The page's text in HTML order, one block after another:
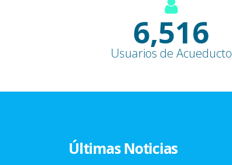
8,500+
Usuarios de Acueducto
Últimas Noticias